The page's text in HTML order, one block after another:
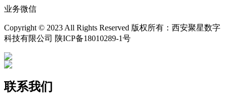
业务微信
Copyright © 2023 All Rights Reserved 版权所有：西安聚星数字
科技有限公司 陕ICP备18010289-1号
联系我们